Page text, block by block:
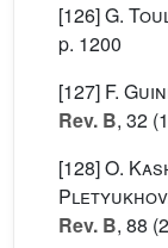
[126]G.
p. 1200
[127] F.
Rev. B, 32
[128]O.
Rev. B, 88